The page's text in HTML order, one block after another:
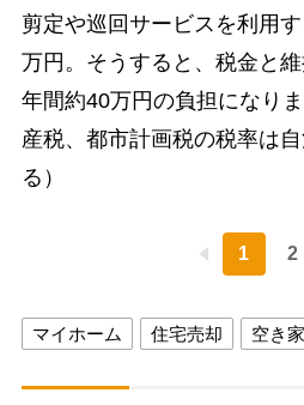
剪定や巡回サービスを利用
万円。そうすると、税金と維
年間約40万円の負担になり
産税、都市計画税の税率は
る）
1 2
マイホーム 住宅売却 空き家